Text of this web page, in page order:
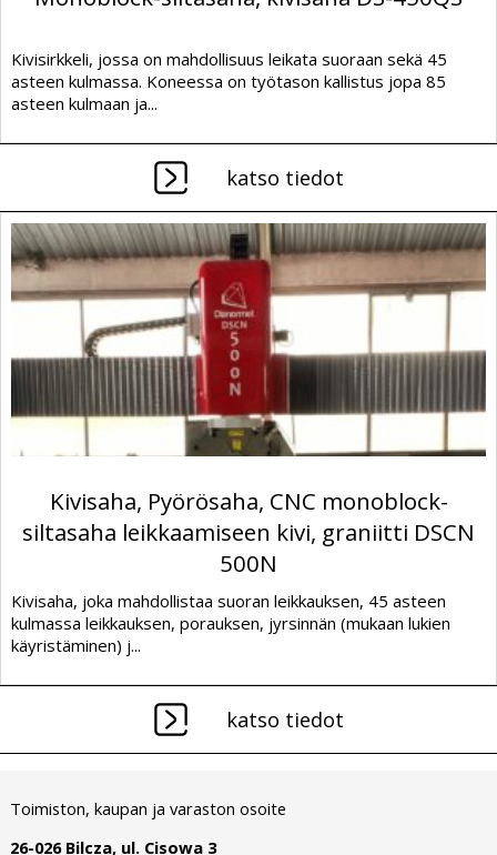
Kivisirkkeli, jossa on mahdollisuus leikata suoraan sekä 45
asteen kulmassa. Koneessa on työtason kallistus jopa 85
asteen kulmaan ja...
katso tiedot
Kivisaha, Pyörösaha, CNC monoblock-
siltasaha leikkaamiseen kivi, graniitti DSCN
500N
Kivisaha, joka mahdollistaa suoran leikkauksen, 45 asteen
kulmassa leikkauksen, porauksen, jyrsinnän (mukaan lukien
käyristäminen) j...
katso tiedot
Toimiston, kaupan ja varaston osoite
26-026 Bilcza, ul. Cisowa 3